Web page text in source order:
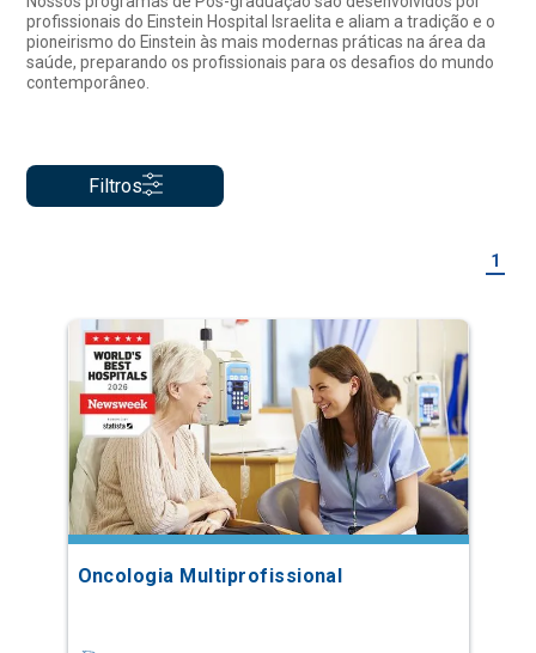
profissionais do Einstein Hospital Israelita e aliam a tradição e o
pioneirismo do Einstein às mais modernas práticas na área da
saúde, preparando os profissionais para os desafios do mundo
contemporâneo.
Filtros
1
Oncologia Multiprofissional